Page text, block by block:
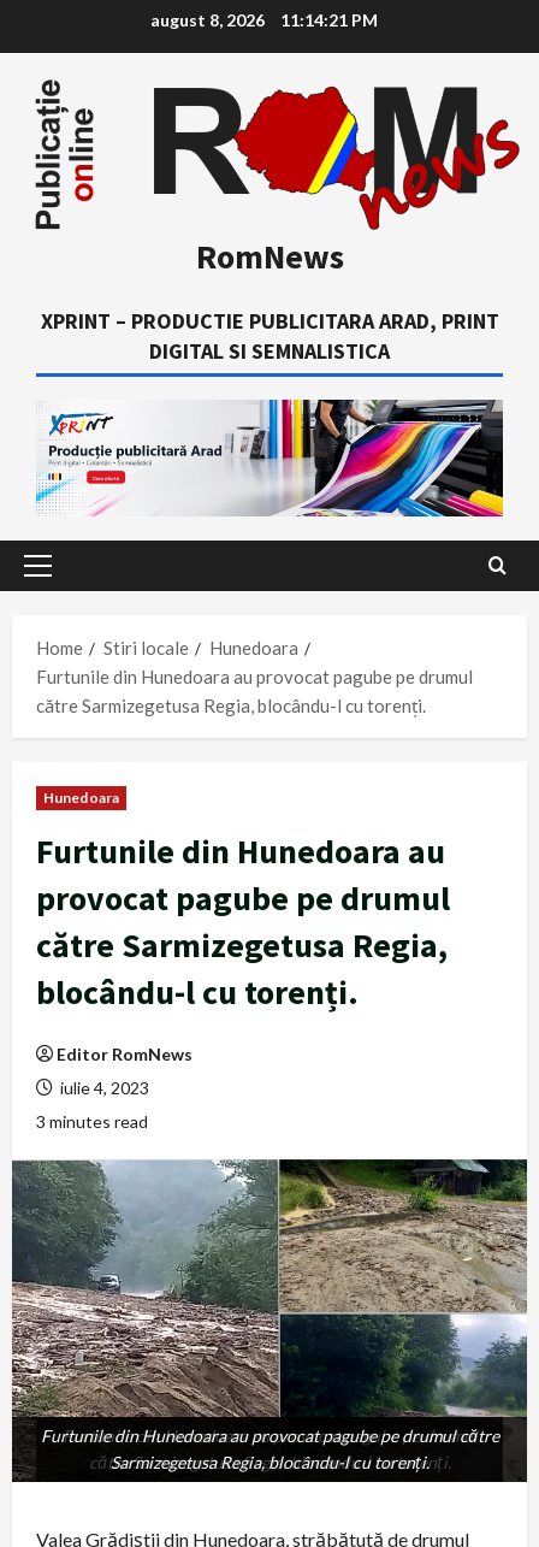
content
august 8, 2026 11:14:22 PM
RomNews
XPRINT – PRODUCTIE PUBLICITARA ARAD, PRINT
DIGITAL SI SEMNALISTICA
Primary
Home
Stiri locale
Hunedoara
Furtunile din Hunedoara au provocat pagube pe drumul
către Sarmizegetusa Regia, blocându-l cu torenți.
Hunedoara
Furtunile din Hunedoara au
provocat pagube pe drumul
către Sarmizegetusa Regia,
blocându-l cu torenți.
Editor RomNews
iulie 4, 2023
3 minutes read
Furtunile din Hunedoara au provocat pagube pe drumul
către Sarmizegetusa Regia, blocându-l cu torenți.
Furtunile din Hunedoara au provocat pagube pe drumul către
Sarmizegetusa Regia, blocându-l cu torenți.
Valea Grădiștii din Hunedoara, străbătută de drumul